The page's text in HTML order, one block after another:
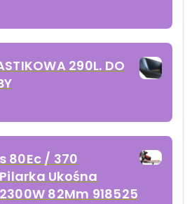
290L. DO
80Ec / 370
Ukośna
82Mm 918525